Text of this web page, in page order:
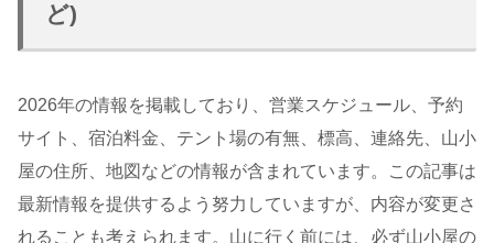
ど)
2026年の情報を掲載しており、営業スケジュール、予約
サイト、宿泊料金、テント場の有無、標高、連絡先、山小
屋の住所、地図などの情報が含まれています。この記事は
最新情報を提供するよう努力していますが、内容が変更さ
れることも考えられます。山に行く前には、必ず山小屋の